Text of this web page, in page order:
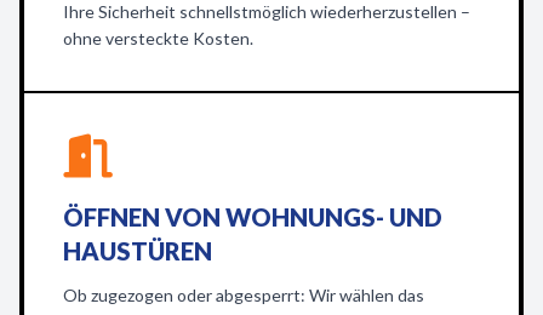
Ihre Sicherheit schnellstmöglich wiederherzustellen –
ohne versteckte Kosten.
ÖFFNEN VON WOHNUNGS- UND
HAUSTÜREN
Ob zugezogen oder abgesperrt: Wir wählen das